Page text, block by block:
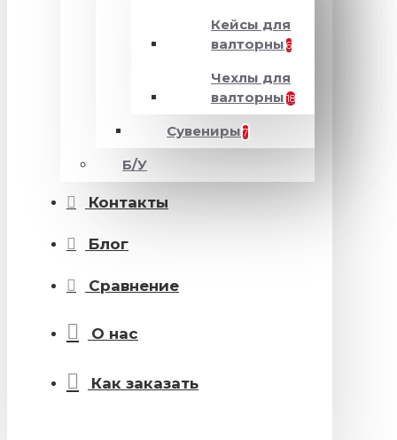
Кейсы для
валторны 6
Чехлы для
валторны 18
Сувениры 7
Б/У
Контакты
Блог
Сравнение
О нас
Как заказать